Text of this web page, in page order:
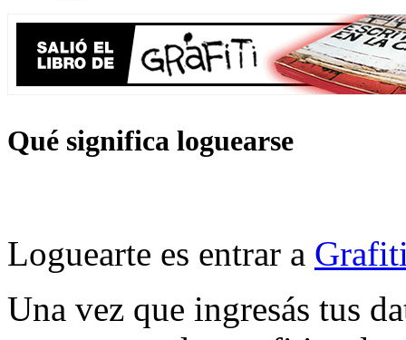
Qué significa loguearse
Loguearte es entrar a
Una vez que ingresás tus